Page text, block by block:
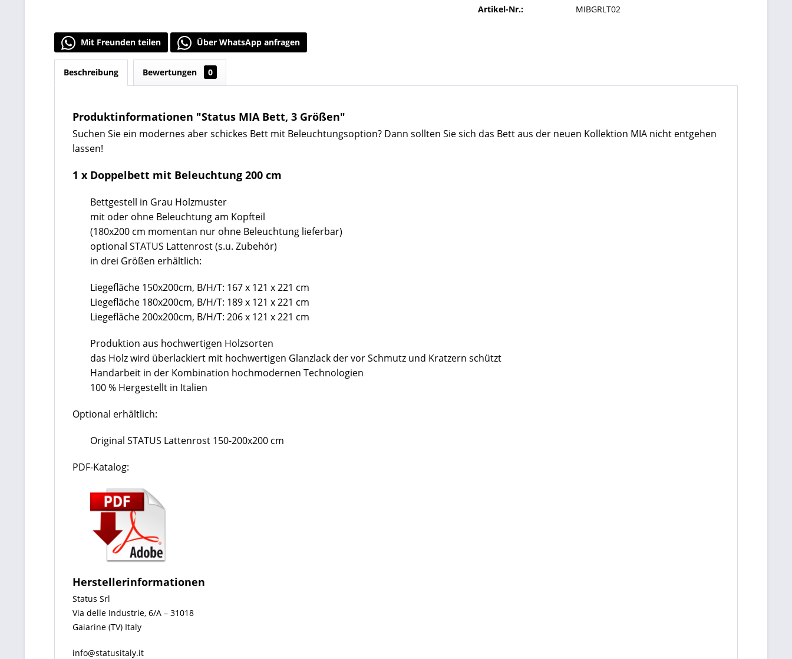
Artikel-Nr.: MIBGRLT02
Mit Freunden teilen Über WhatsApp anfragen
Beschreibung Bewertungen 0
Produktinformationen "Status MIA Bett, 3 Größen"
Suchen Sie ein modernes aber schickes Bett mit Beleuchtungsoption? Dann sollten Sie sich das Bett aus der neuen Kollektion MIA nicht entgehen
lassen!
1 x Doppelbett mit Beleuchtung 200 cm
Bettgestell in Grau Holzmuster
mit oder ohne Beleuchtung am Kopfteil
(180x200 cm momentan nur ohne Beleuchtung lieferbar)
optional STATUS Lattenrost (s.u. Zubehör)
in drei Größen erhältlich:
Liegefläche 150x200cm, B/H/T: 167 x 121 x 221 cm
Liegefläche 180x200cm, B/H/T: 189 x 121 x 221 cm
Liegefläche 200x200cm, B/H/T: 206 x 121 x 221 cm
Produktion aus hochwertigen Holzsorten
das Holz wird überlackiert mit hochwertigen Glanzlack der vor Schmutz und Kratzern schützt
Handarbeit in der Kombination hochmodernen Technologien
100 % Hergestellt in Italien
Optional erhältlich:
Original STATUS Lattenrost 150-200x200 cm
PDF-Katalog:
Herstellerinformationen
Status Srl
Via delle Industrie, 6/A – 31018
Gaiarine (TV) Italy
info@statusitaly.it